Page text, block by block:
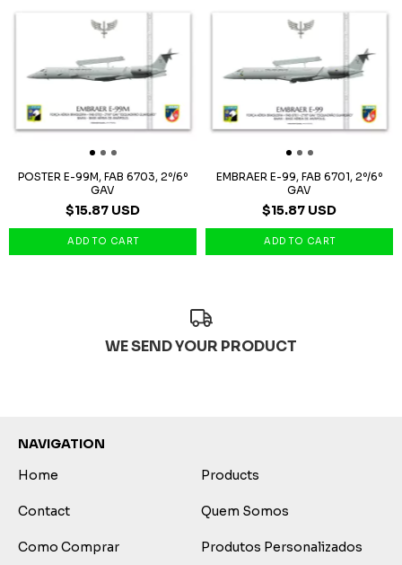
POSTER E-99M, FAB 6703, 2º/6º
GAV
$15.87 USD
EMBRAER E-99, FAB 6701, 2º/6º
GAV
$15.87 USD
WE SEND YOUR PRODUCT
NAVIGATION
Home
Products
Contact Quem Somos
Como Comprar Produtos Personalizados